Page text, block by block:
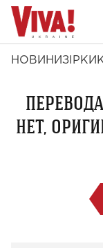
НОВИНИ ЗІРКИ
НЕТ,